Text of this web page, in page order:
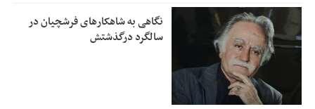
نگاهی به شاهکارهای فرشچیان در
سالگرد درگذشتش